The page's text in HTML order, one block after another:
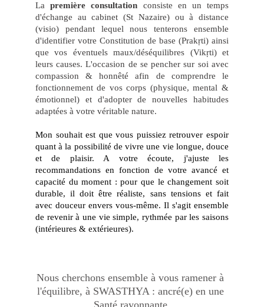
Lapremière consultation consiste en un temps
d'échange au cabinet (St Nazaire) ou à distance
(visio) pendant lequel nous tenterons ensemble
d'identifier votre Constitution de base (Prakṛti) ainsi
que vos éventuels maux/déséquilibres (Vikṛti) et
leurs causes. L'occasion de se pencher sur soi avec
compassion & honnêté afin de comprendre le
fonctionnement de vos corps (physique, mental &
émotionnel) et d'adopter de nouvelles habitudes
adaptées à votre véritable nature.
​Mon souhait est que vous puissiez retrouver espoir
quant à la possibilité de vivre une vie longue, douce
et de plaisir. A votre écoute, j'ajuste les
recommandations en fonction de votre avancé et
capacité du moment : pour que le changement soit
durable, il doit être réaliste, sans tensions et fait
avec douceur envers vous-même. Il s'agit ensemble
de revenir à une vie simple, rythmée par les saisons
(intérieures & extérieures).
Nous cherchons ensemble à vous ramener à
l'équilibre, à SWASTHYA : ancré(e) en une
Santé rayonnante